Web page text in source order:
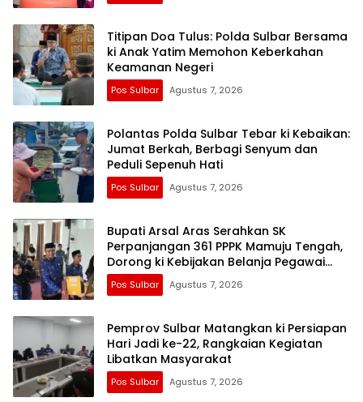
Titipan Doa Tulus: Polda Sulbar Bersama
ki Anak Yatim Memohon Keberkahan
Keamanan Negeri
Pos Sulbar Agustus 7, 2026
Polantas Polda Sulbar Tebar ki Kebaikan:
Jumat Berkah, Berbagi Senyum dan
Peduli Sepenuh Hati
Pos Sulbar Agustus 7, 2026
Bupati Arsal Aras Serahkan SK
Perpanjangan 361 PPPK Mamuju Tengah,
Dorong ki Kebijakan Belanja Pegawai
Lebih Fleksibel
Pos Sulbar Agustus 7, 2026
Pemprov Sulbar Matangkan ki Persiapan
Hari Jadi ke-22, Rangkaian Kegiatan
Libatkan Masyarakat
Pos Sulbar Agustus 7, 2026